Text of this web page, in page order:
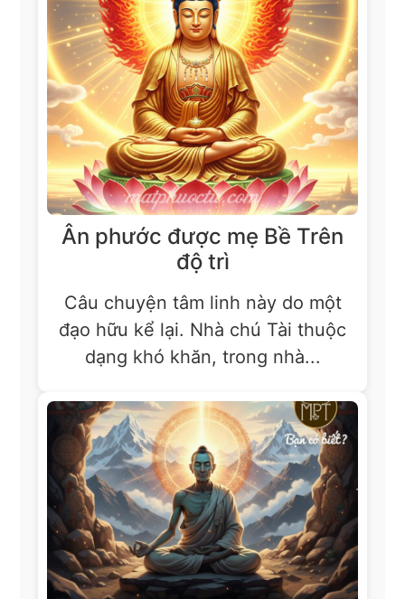
Ân phước được mẹ Bề Trên
độ trì
Câu chuyện tâm linh này do một
đạo hữu kể lại. Nhà chú Tài thuộc
dạng khó khăn, trong nhà...